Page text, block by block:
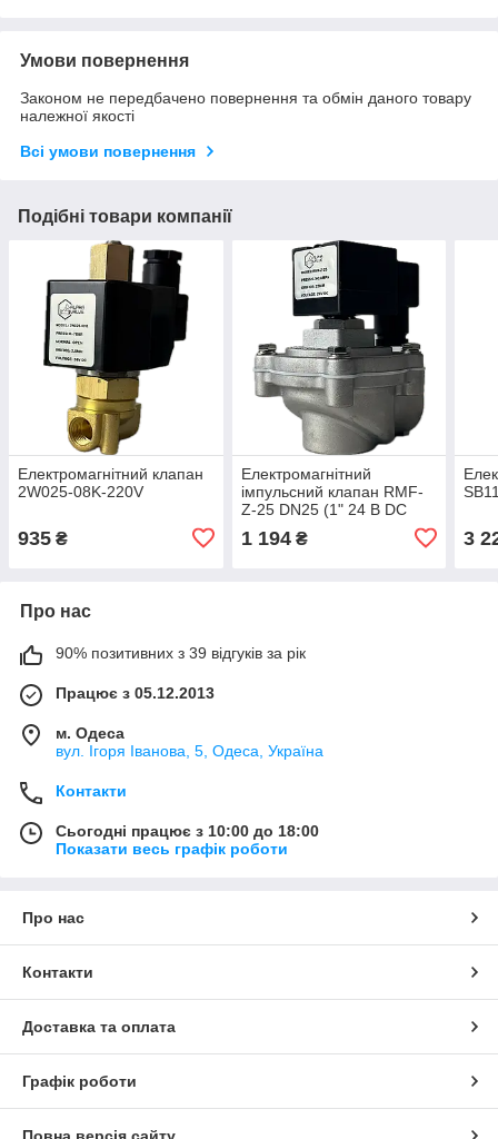
Умови повернення
Законом не передбачено повернення та обмін даного товару
належної якості
Всі умови повернення
Подібні товари компанії
Електромагнітний клапан
2W025-08K-220V
935 ₴
Електромагнітний
імпульсний клапан RMF-
Z-25 DN25 (1" 24 В DC
1 194₴ 3
Про нас
90% позитивних з 39 відгуків за рік
Працює з 05.12.2013
м. Одеса
вул. Ігоря Іванова, 5, Одеса, Україна
Контакти
Сьогодні працює з 10:00 до 18:00
Показати весь графік роботи
Про нас
Контакти
Доставка та оплата
Графік роботи